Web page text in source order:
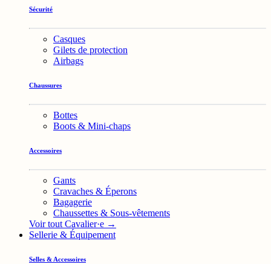
Sécurité
Casques
Gilets de protection
Airbags
Chaussures
Bottes
Boots & Mini-chaps
Accessoires
Gants
Cravaches & Éperons
Bagagerie
Chaussettes & Sous-vêtements
Voir tout Cavalier·e →
Sellerie & Équipement
Selles & Accessoires